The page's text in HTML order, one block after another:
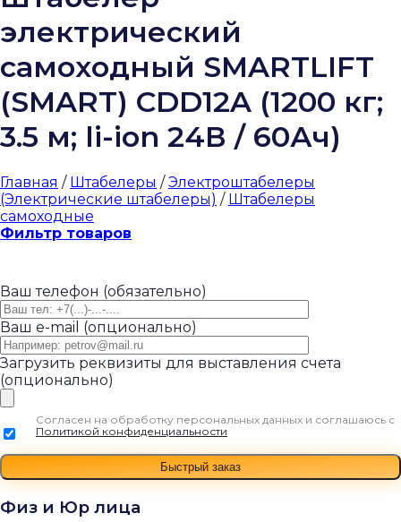
электрический
самоходный SMARTLIFT
(SMART) CDD12A (1200 кг;
3.5 м; li-ion 24В / 60Ач)
Главная / Штабелеры / Электроштабелеры
(Электрические штабелеры) / Штабелеры
самоходные
Фильтр товаров
Ваш телефон (обязательно)
Ваш e-mail (опционально)
Загрузить реквизиты для выставления счета
(опционально)
Согласен на обработку персональных данных и соглашаюсь с
Политикой конфиденциальности
Физ и Юр лица